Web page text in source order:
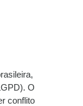
. O
conflito